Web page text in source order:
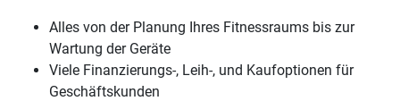
Alles von der Planung Ihres Fitnessraums bis zur
Wartung der Geräte
Viele Finanzierungs-, Leih-, und Kaufoptionen für
Geschäftskunden